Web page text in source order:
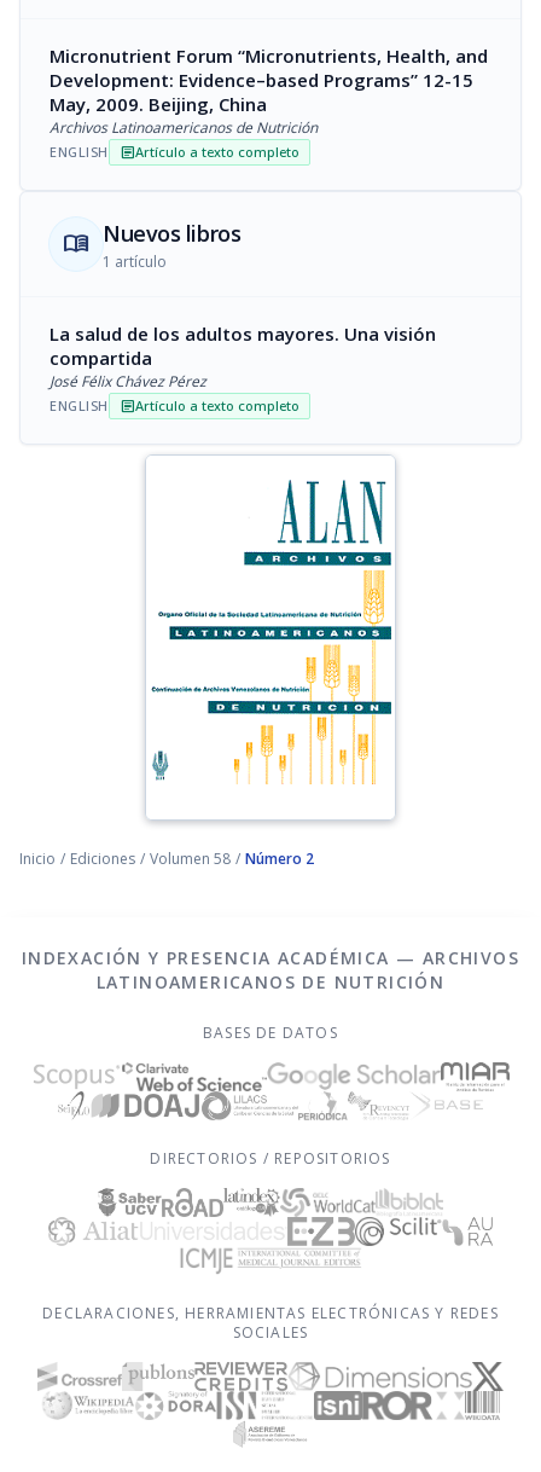
Micronutrient Forum “Micronutrients, Health, and
Development: Evidence–based Programs” 12-15
May, 2009. Beijing, China
Archivos Latinoamericanos de Nutrición
ENGLISH articleArtículo a texto completo
menu_book Nuevos libros
1 artículo
La salud de los adultos mayores. Una visión
compartida
José Félix Chávez Pérez
ENGLISH articleArtículo a texto completo
Inicio / Ediciones / Volumen 58 / Número 2
INDEXACIÓN Y PRESENCIA ACADÉMICA — ARCHIVOS
LATINOAMERICANOS DE NUTRICIÓN
BASES DE DATOS
DIRECTORIOS / REPOSITORIOS
DECLARACIONES, HERRAMIENTAS ELECTRÓNICAS Y REDES
SOCIALES